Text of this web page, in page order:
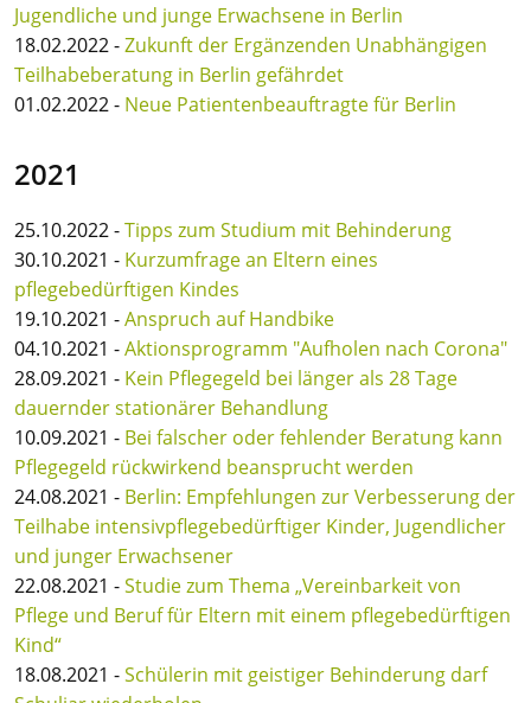
Jugendliche und junge Erwachsene in Berlin
18.02.2022 -Zukunft der Ergänzenden Unabhängigen
Teilhabeberatung in Berlin gefährdet
01.02.2022 - Neue Patientenbeauftragte für Berlin
2021
25.10.2022 -Tipps zum Studium mit Behinderung
30.10.2021 - Kurzumfrage an Eltern eines
pflegebedürftigen Kindes
19.10.2021 -Anspruch auf Handbike
04.10.2021 -Aktionsprogramm "Aufholen nach Corona"
28.09.2021 - Kein Pflegegeld bei länger als 28 Tage
dauernder stationärer Behandlung
10.09.2021 - Bei falscher oder fehlender Beratung kann
Pflegegeld rückwirkend beansprucht werden
24.08.2021 - Berlin: Empfehlungen zur Verbesserung der
Teilhabe intensivpflegebedürftiger Kinder, Jugendlicher
und junger Erwachsener
22.08.2021 -Studie zum Thema „Vereinbarkeit von
Pflege und Beruf für Eltern mit einem pflegebedürftigen
Kind“
18.08.2021 -Schülerin mit geistiger Behinderung darf